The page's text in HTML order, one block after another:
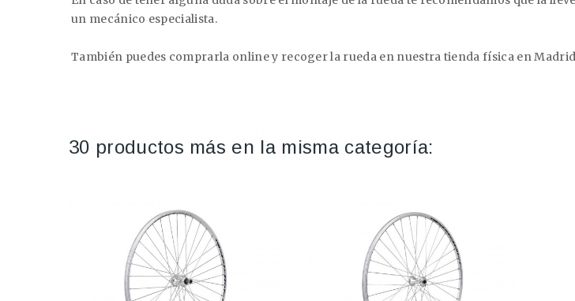
un mecánico especialista.
También puedes comprarla online y recoger la rueda en nuestra tienda física en
30 productos más en la misma categoría: